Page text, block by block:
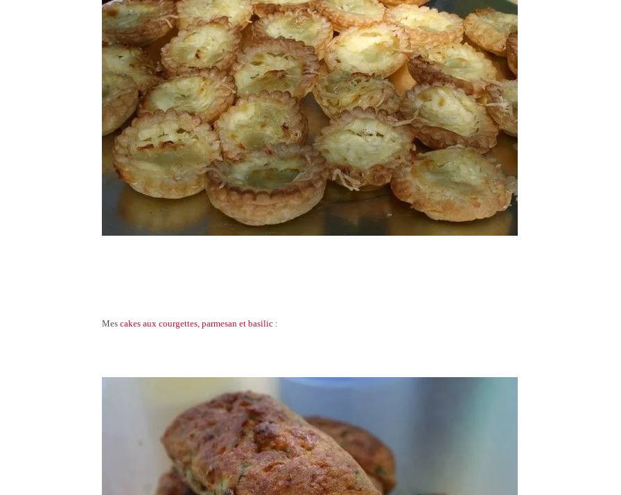
Mes cakes aux courgettes, parmesan et basilic :